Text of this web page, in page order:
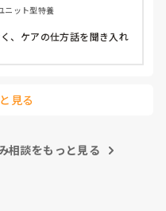
ニット型特養
、ケアの仕方話を聞き入れ
見る
相談をもっと見る